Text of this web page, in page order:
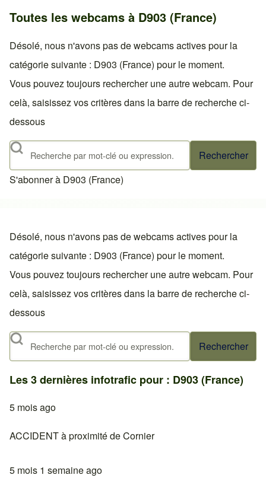
Toutes les webcams à D903 (France)
Désolé, nous n'avons pas de webcams actives pour la
catégorie suivante : D903 (France) pour le moment.
Vous pouvez toujours rechercher une autre webcam. Pour
celà, saisissez vos critères dans la barre de recherche ci-
dessous
Rechercher
S'abonner à D903 (France)
Désolé, nous n'avons pas de webcams actives pour la
catégorie suivante : D903 (France) pour le moment.
Vous pouvez toujours rechercher une autre webcam. Pour
celà, saisissez vos critères dans la barre de recherche ci-
dessous
Rechercher
Les 3 dernières infotrafic pour : D903 (France)
5 mois ago
ACCIDENT à proximité de Cornier
5 mois 1 semaine ago